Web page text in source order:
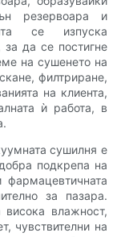
резервоара и
се изпуска
за да се постигне
на сушенето на
филтриране,
на клиента,
ѝ работа, в
сушилня е
подкрепа на
фармацевтичната
за пазара.
влажност,
чувствителни на